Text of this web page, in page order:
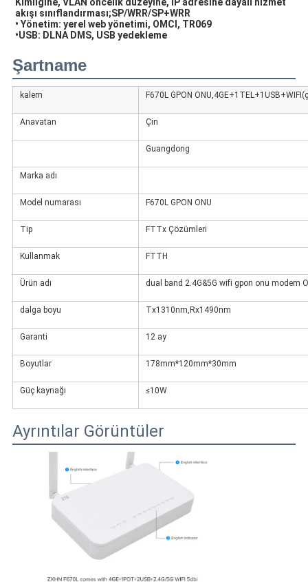
Kimliğine, VLAN öncelik düzeyine, IP adresine dayalı hizmet
akışı sınıflandırması;SP/WRR/SP+WRR
• Yönetim: yerel web yönetimi, OMCI, TR069
•USB: DLNA DMS, USB yedekleme
Şartname
kalem F670L GPON
Anavatan Çin
Guangdong
Marka adı
Model numarası F670L GPON ONU
Tip FTTx Çözümleri
Kullanmak FTTH
Ürün adı dual band 2.4G&5G wifi gpon onu modem
dalga boyu Tx1310nm,Rx1490nm
Garanti 12 ay
Boyutlar 178mm*120mm*30mm
Güç kaynağı ≤10W
Ayrıntılar Görüntüler